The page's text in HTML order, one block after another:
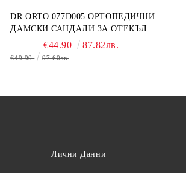
DR ORTO 077D005 ОРТОПЕДИЧНИ
ДАМСКИ САНДАЛИ ЗА ОТЕКЪЛ
КРАК, БЕЖОВИ
€44.90 87.82лв.
€49.90 97.60лв.
Лични Данни